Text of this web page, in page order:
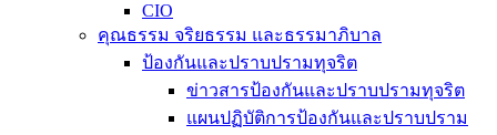
CIO
คุณธรรม จริยธรรม และธรรมาภิบาล
ป้องกันและปราบปรามทุจริต
ข่าวสารป้องกันและปราบปรามทุจริต
แผนปฏิบัติการป้องกันและปราบปราม